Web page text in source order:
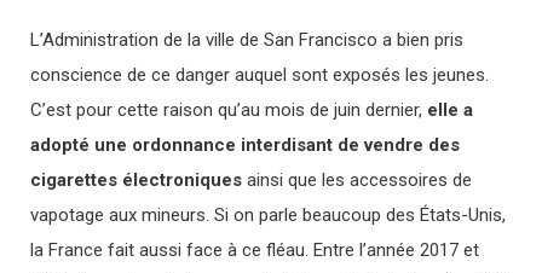
L’Administration de la ville de San Francisco a bien pris
conscience de ce danger auquel sont exposés les jeunes.
C’est pour cette raison qu’au mois de juin dernier, elle a
adopté une ordonnance interdisant de vendre des
cigarettes électroniques ainsi que les accessoires de
vapotage aux mineurs. Si on parle beaucoup des États-Unis,
la France fait aussi face à ce fléau. Entre l’année 2017 et